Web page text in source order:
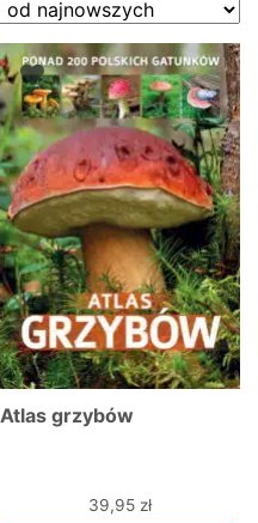
najnowszych
Atlas grzybów
39,95 zł